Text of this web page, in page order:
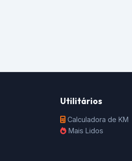
Utilitários
Calculadora de KM
Mais Lidos